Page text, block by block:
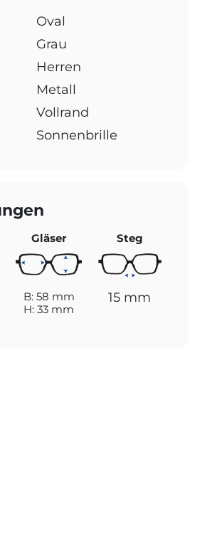
Oval
Grau
Herren
Metall
Vollrand
Sonnenbrille
Gläser
B: 58 mm
H: 33 mm
Steg
15 mm